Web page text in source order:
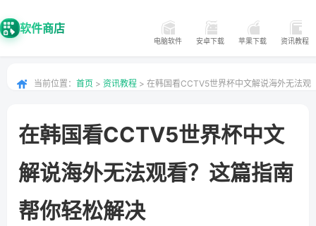
软件商店
电脑软件 安卓下载 苹果下载 资讯教程
当前位置： 首页 > 资讯教程 > 在韩国看CCTV5世界杯中文解说海外无法观
在韩国看CCTV5世界杯中文
解说海外无法观看？这篇指南
帮你轻松解决